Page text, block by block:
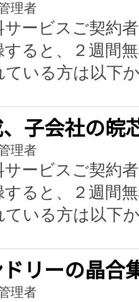
理者
サービスご契約
すると、２週間
ている方は以下
子会社の皖
理者
サービスご契約
すると、２週間
ている方は以下
リーの晶合
理者